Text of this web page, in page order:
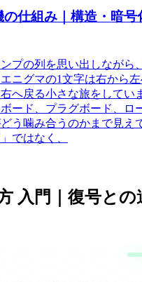
仕組み｜構造・暗号
プの列を思い出しながら
ニグマの1文字は右から
へ戻る小さな旅をしてい
ード、プラグボード、ロ
う噛み合うのかまで見え
ではなく、
入門｜復号と